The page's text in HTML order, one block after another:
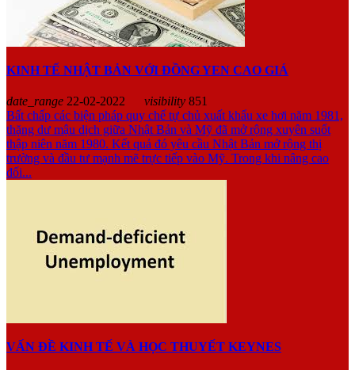
KINH TẾ NHẬT BẢN VỚI ĐỒNG YEN CAO GIÁ
date_range 22-02-2022 visibility 851
Bất chấp các biện pháp quy chế tự chủ xuất khẩu xe hơi năm 1981,
thặng dư mậu dịch giữa Nhật Bản và Mỹ đã mở rộng xuyên suốt
thập niên năm 1980. Kết quả đó yêu cầu Nhật Bản mở rộng thị
trường và đầu tư mạnh mẽ trực tiếp vào Mỹ. Trong khi nâng cao
đối...
VẤN ĐỀ KINH TẾ VÀ HỌC THUYẾT KEYNES